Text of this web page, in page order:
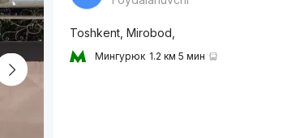
Toshkent, Mirobod,
Мингурюк 1.2 км 5 мин